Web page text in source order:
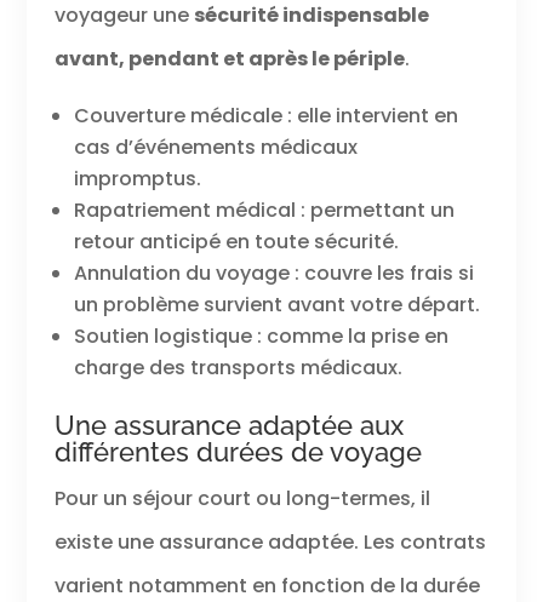
voyageur une sécurité indispensable
avant, pendant et après le périple.
Couverture médicale : elle intervient en
cas d’événements médicaux
impromptus.
Rapatriement médical : permettant un
retour anticipé en toute sécurité.
Annulation du voyage : couvre les frais si
un problème survient avant votre départ.
Soutien logistique : comme la prise en
charge des transports médicaux.
Une assurance adaptée aux
différentes durées de voyage
Pour un séjour court ou long-termes, il
existe une assurance adaptée. Les contrats
varient notamment en fonction de la durée